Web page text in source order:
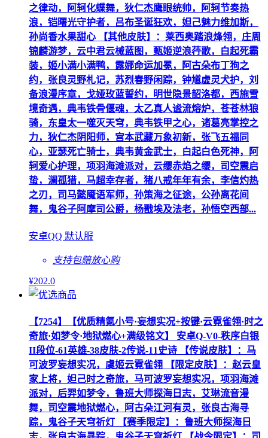
之律动，阿轲化蝶舞，狄仁杰鹰眼统帅，阿轲节奏热
浪，铠曙光守护者，吕布圣诞狂欢，妲己魅力维加斯，
孙尚香水果甜心 【其他皮肤】：莱西奥踏浪烽翎，庄周
锦麟游梦，云中君云械蓝图，甄姬逆浪荇歌，白起死霸
装，姬小满小满鸭，露娜命运加冕，阿古朵布丁狗之
约，张良灵野札记，苏烈春野闲踪，钟馗虚灵犬护，刘
备浪漫序章，戈娅玫蓝誓约，明世隐景韶洛都，西施雪
境奇遇，典韦铁骨偃魂，太乙真人谧流熔炉，苍苍林狼
骑，东皇太一噬灭天穹，典韦铁甲之心，诸葛亮掌控之
力，狄仁杰阴阳师，宫本武藏万象初新，张飞五福同
心，亚瑟死亡骑士，典韦黄金武士，白起白色死神，阿
轲爱心护理，项羽海滩派对，云缨赤焰之缨，司空震启
蛰，澜孤猎，马超幸存者，猪八戒年年有余，李信灼热
之刃，司马懿魇语军师，孙策海之征途，公孙离花间
舞，鬼谷子阿摩司公爵，杨戬埃及法老，孙悟空西部...
安卓QQ 默认服
支持包赔放心购
¥202.0
【7254】【优质精氪小号·妄想实况+按键·云霓雀翎·时之
奇旅·如梦令·地狱燃心+满级铭文】 安卓Q-V0-秩序白银
II段位-61英雄-38皮肤-2传说-11史诗 【传说皮肤】：马
可波罗妄想实况，虞姬云霓雀翎 【限定皮肤】：赵云皇
家上将，妲己时之奇旅，马可波罗妄想实况，项羽海滩
派对，后羿如梦令，鲁班大师探海日志，艾琳流音漫
舞，司空震地狱燃心，阿古朵江河有灵，张良古海寻
踪，鬼谷子天穹祈灯 【赛季限定】：鲁班大师探海日